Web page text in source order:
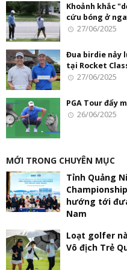
Khoảnh khắc
cứu bóng ở
27/06/2025
Đua birdie nảy
tại Rocket
27/06/2025
PGA Tour đẩy
26/06/2025
MỚI TRONG CHUYÊN MỤC
Tỉnh Quảng
hướng tới
Nam
Loạt golfer
Vô địch Trẻ